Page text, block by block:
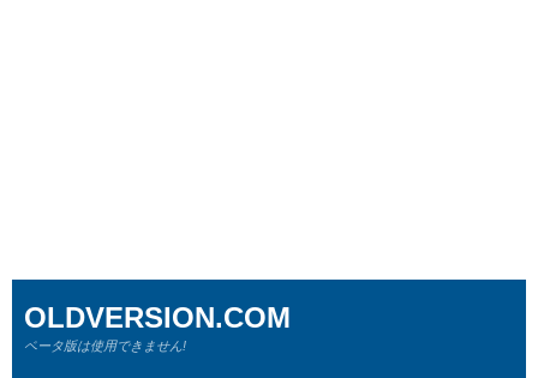
OLDVERSION.COM
ベータ版は使用できません!